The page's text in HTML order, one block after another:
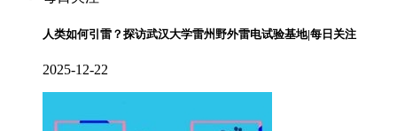
人类如何引雷？探访武汉大学雷州野外雷电试验基地|每日关注
2025-12-22